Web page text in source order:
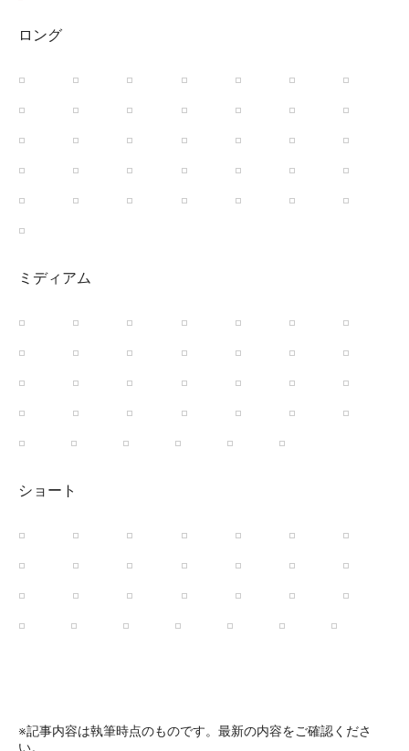
ロング
ミディアム
ショート
※記事内容は執筆時点のものです。最新の内容をご確認くださ
い。